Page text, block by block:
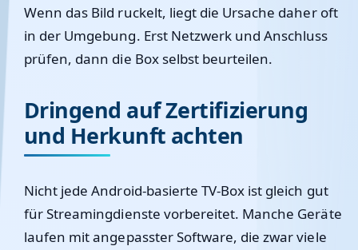
Wenn das Bild ruckelt, liegt die Ursache daher oft
in der Umgebung. Erst Netzwerk und Anschluss
prüfen, dann die Box selbst beurteilen.
Dringend auf Zertifizierung
und Herkunft achten
Nicht jede Android-basierte TV-Box ist gleich gut
für Streamingdienste vorbereitet. Manche Geräte
laufen mit angepasster Software, die zwar viele